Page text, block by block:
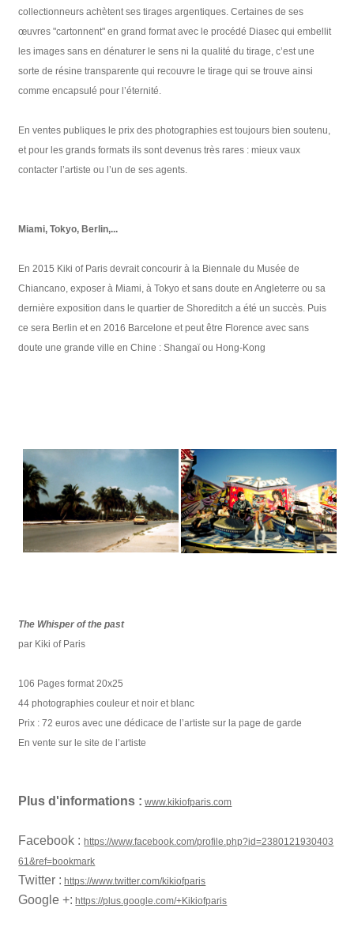
collectionneurs achètent ses tirages argentiques. Certaines de ses
œuvres "cartonnent" en grand format avec le procédé Diasec qui embellit
les images sans en dénaturer le sens ni la qualité du tirage, c’est une
sorte de résine transparente qui recouvre le tirage qui se trouve ainsi
comme encapsulé pour l’éternité.
En ventes publiques le prix des photographies est toujours bien soutenu,
et pour les grands formats ils sont devenus très rares : mieux vaux
contacter l’artiste ou l’un de ses agents.
Miami, Tokyo, Berlin,...
En 2015 Kiki of Paris devrait concourir à la Biennale du Musée de
Chiancano, exposer à Miami, à Tokyo et sans doute en Angleterre ou sa
dernière exposition dans le quartier de Shoreditch a été un succès. Puis
ce sera Berlin et en 2016 Barcelone et peut être Florence avec sans
doute une grande ville en Chine : Shangaï ou Hong-Kong
The Whisper of the past
par Kiki of Paris
106 Pages format 20x25
44 photographies couleur et noir et blanc
Prix : 72 euros avec une dédicace de l’artiste sur la page de garde
En vente sur le site de l’artiste
Plus d'informations : www.kikiofparis.com
Facebook :https://www.facebook.com/profile.php?id=2380121930403
61&ref=bookmark
Twitter : https://www.twitter.com/kikiofparis
Google +: https://plus.google.com/+Kikiofparis